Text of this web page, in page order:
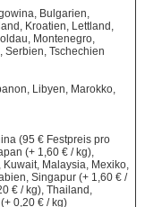
Bulgarien,
Kroatien, Lettland,
Montenegro,
Serbien, Tschechien
Libyen, Marokko,
(95 € Festpreis pro
(+ 1,60 € / kg),
Malaysia, Mexiko,
Singapur (+ 1,60 € /
€ / kg), Thailand,
0,20 € / kg)